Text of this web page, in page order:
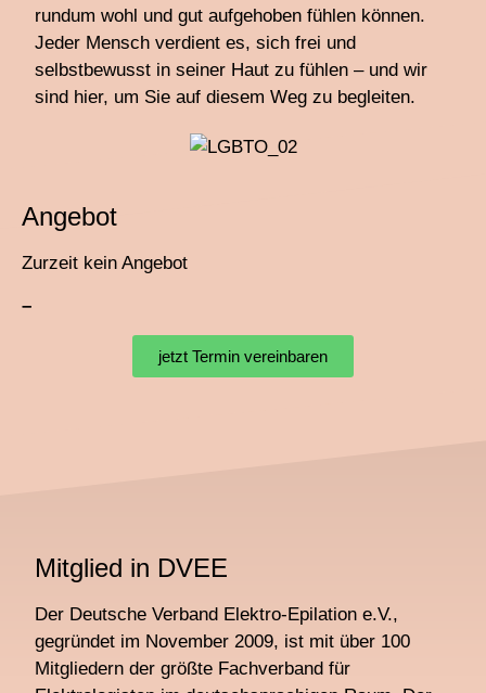
rundum wohl und gut aufgehoben fühlen können.
Jeder Mensch verdient es, sich frei und
selbstbewusst in seiner Haut zu fühlen – und wir
sind hier, um Sie auf diesem Weg zu begleiten.
Angebot
Zurzeit kein Angebot
–
jetzt Termin vereinbaren
Mitglied in DVEE
Der Deutsche Verband Elektro-Epilation e.V.,
gegründet im November 2009, ist mit über 100
Mitgliedern der größte Fachverband für